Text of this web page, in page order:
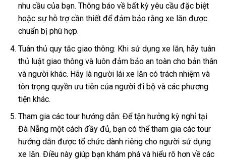
nhu cầu của bạn. Thông báo về bất kỳ yêu cầu đặc biệt
hoặc sự hỗ trợ cần thiết để đảm bảo rằng xe lăn được
chuẩn bị phù hợp.
Tuân thủ quy tắc giao thông: Khi sử dụng xe lăn, hãy tuân
thủ luật giao thông và luôn đảm bảo an toàn cho bản thân
và người khác. Hãy là người lái xe lăn có trách nhiệm và
tôn trọng quyền ưu tiên của người đi bộ và các phương
tiện khác.
Tham gia các tour hướng dẫn: Để tận hưởng kỳ nghỉ tại
Đà Nẵng một cách đầy đủ, bạn có thể tham gia các tour
hướng dẫn được tổ chức dành riêng cho người sử dụng
xe lăn. Điều này giúp bạn khám phá và hiểu rõ hơn về các